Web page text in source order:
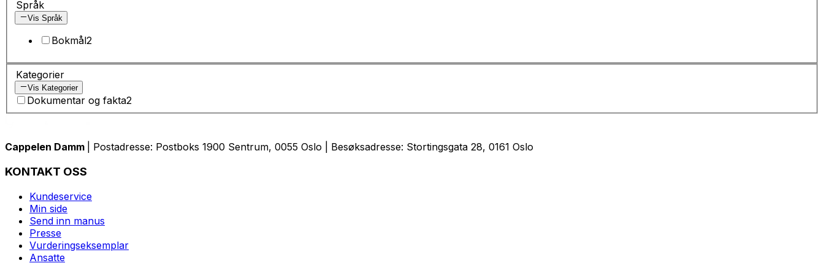
Språk
Vis Språk
Bokmål2
Kategorier
Vis Kategorier
Dokumentar og fakta2
Cappelen Damm | Postadresse: Postboks 1900 Sentrum, 0055 Oslo | Besøksadresse: Stortingsgata 28, 0161 Oslo
KONTAKT OSS
Kundeservice
Min side
Send inn manus
Presse
Vurderingseksemplar
Ansatte